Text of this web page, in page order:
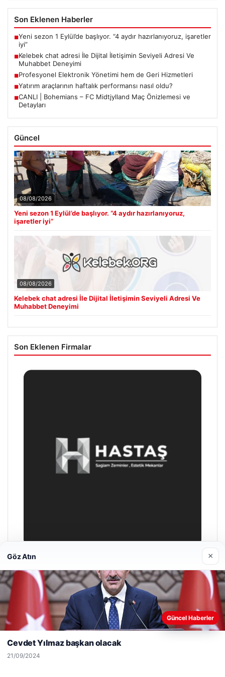
Son Eklenen Haberler
■Yeni sezon 1 Eylül’de başlıyor. “4 aydır hazırlanıyoruz, işaretler
iyi”
■Kelebek chat adresi İle Dijital İletişimin Seviyeli Adresi Ve
Muhabbet Deneyimi
■Profesyonel Elektronik Yönetimi hem de Geri Hizmetleri
■Yatırım araçlarının haftalık performansı nasıl oldu?
■CANLI | Bohemians – FC Midtjylland Maç Önizlemesi ve
Detayları
Güncel
08/08/2026
Yeni sezon 1 Eylül’de başlıyor. “4 aydır hazırlanıyoruz,
işaretler iyi”
08/08/2026
Kelebek chat adresi İle Dijital İletişimin Seviyeli Adresi Ve
Muhabbet Deneyimi
Son Eklenen Firmalar
Enes Kaplan Avukatlık Bürosu
28/04/2026
© 2026 Bilgisel – Güncel Haberler
Web sitemizi nasıl kullandığınızı daha iyi anlayabilmek,
deneyiminizi kişiselleştirmek ve geliştirmek amacıyla çerezler
Kabul Et
Göz Atın ×
Güncel Haberler
Cevdet Yılmaz başkan olacak
21/09/2024